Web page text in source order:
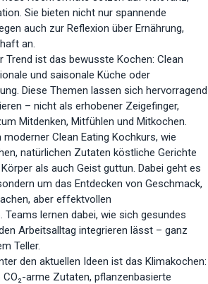
Sie bieten nicht nur spannende
auch zur Reflexion über Ernährung,
an.
Trend ist das bewusste Kochen: Clean
und saisonale Küche oder
Diese Themen lassen sich hervorragend
– nicht als erhobener Zeigefinger,
Mitdenken, Mitfühlen und Mitkochen.
Clean Eating Kochkurs, wie
natürlichen Zutaten köstliche Gerichte
als auch Geist guttun. Dabei geht es
um das Entdecken von Geschmack,
aber effektvollen
lernen dabei, wie sich gesundes
Arbeitsalltag integrieren lässt – ganz
Teller.
den aktuellen Ideen ist das Klimakochen:
arme Zutaten, pflanzenbasierte